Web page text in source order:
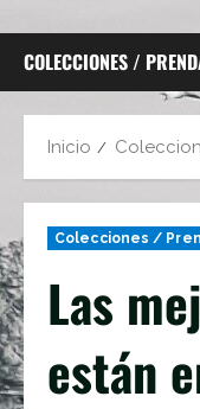
COLECCIONES /
Inicio
Colecciones /
Las
están